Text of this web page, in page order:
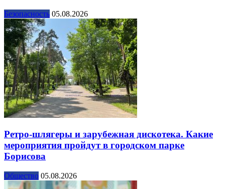
Безопасность 05.08.2026
Ретро-шлягеры и зарубежная дискотека. Какие
мероприятия пройдут в городском парке
Борисова
Общество 05.08.2026